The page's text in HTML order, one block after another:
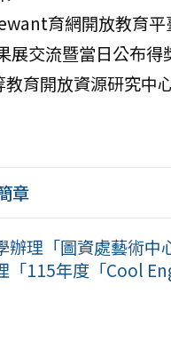
育網開放教育
交流暨當日公布得
育開放資源研究
章
理「圖資處藝術中
「115年度「Cool